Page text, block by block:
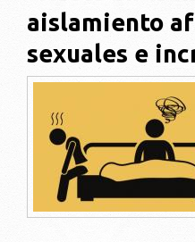
aislamiento
sexuales e